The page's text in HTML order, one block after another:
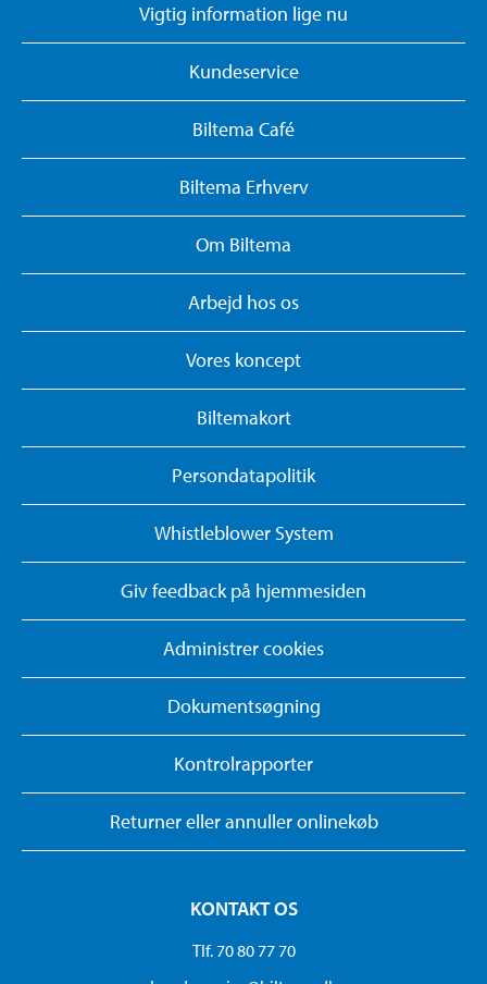
Vigtig information lige nu
Kundeservice
Biltema Café
Biltema Erhverv
Om Biltema
Arbejd hos os
Vores koncept
Biltemakort
Persondatapolitik
Whistleblower System
Giv feedback på hjemmesiden
Administrer cookies
Dokumentsøgning
Kontrolrapporter
Returner eller annuller onlinekøb
KONTAKT OS
Tlf. 70 80 77 70